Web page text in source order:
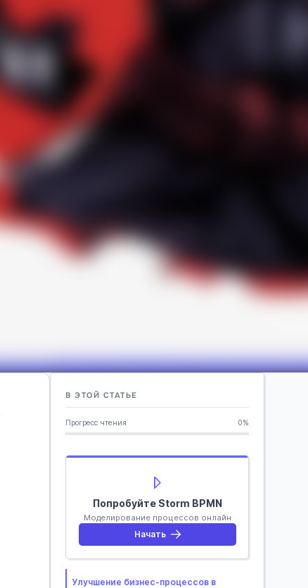
В ЭТОЙ СТАТЬЕ
Прогресс чтения 0%
Попробуйте Storm BPMN
Моделирование процессов онлайн
Начать
Улучшение бизнес-процессов в